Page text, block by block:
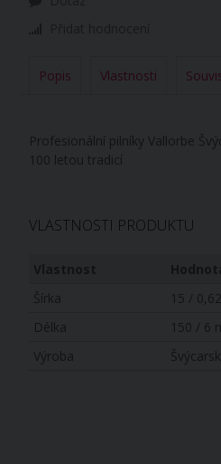
Popis Vlastnosti
Profesionální pilníky Vallorbe
100 letou tradicí
VLASTNOSTI PRODUKTU
Šírka
15 /
Délka
150 / 6
Výroba